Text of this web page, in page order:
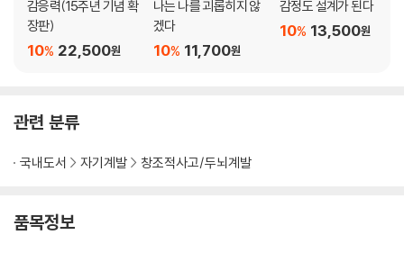
감응력(15주년 기념 확
장판)
22,500원
10%
나는 나를 괴롭히지 않
겠다
11,700원
10%
감정도 설계가 된다
13,500원
10%
관련 분류
국내도서 자기계발 창조적사고/두뇌계발
품목정보